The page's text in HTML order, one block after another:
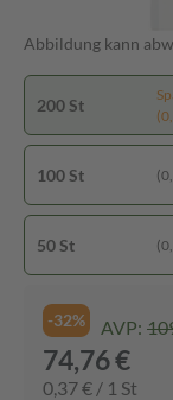
Abbildung kann
200 St
100 St
50 St
-32% AVP:
74,76 €
0,37 € / 1 St